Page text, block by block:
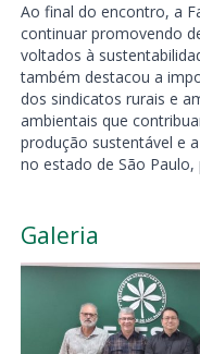
Ao final do encontro, a
continuar promovendo
voltados à
também destacou a
dos sindicatos rurais e
ambientais que
produção sustentável e
no estado de São
Galeria